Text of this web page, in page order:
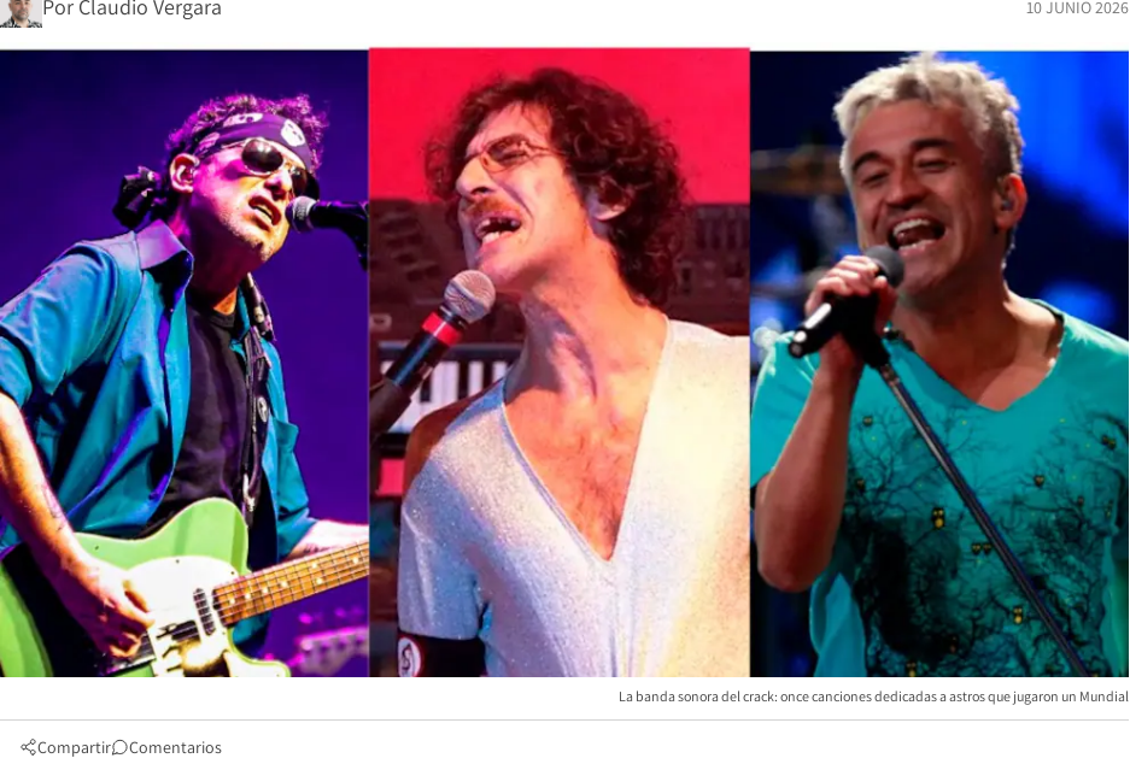
Por Claudio Vergara 10 JUNIO 2026
La banda sonora del crack: once canciones dedicadas a astros que jugaron un Mundial
Compartir Comentarios